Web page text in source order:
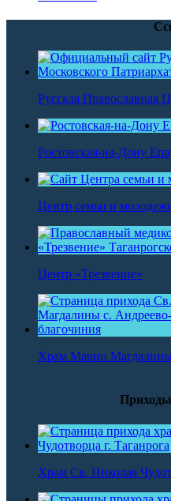
Русская Православная
Ростовская-на-Дону
Центр семьи и
Центр «Трезвение»
Храм Марии
Храм Св. Николая